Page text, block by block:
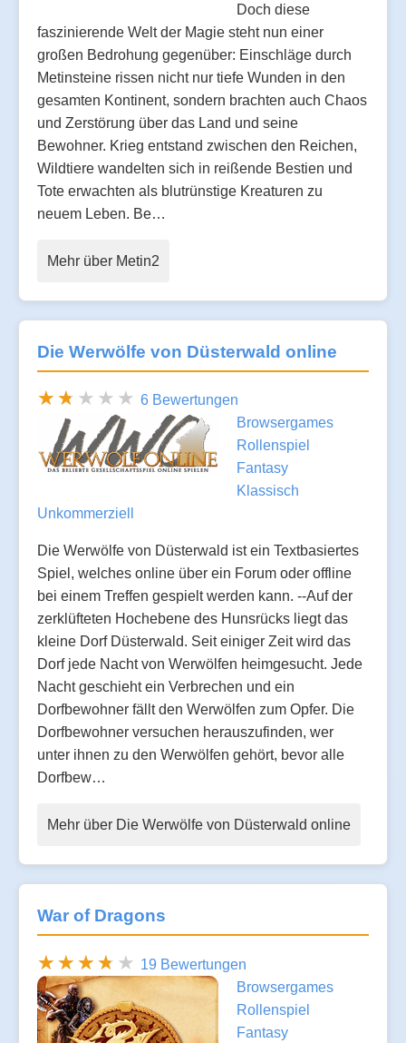
Doch diese
faszinierende Welt der Magie steht nun einer
großen Bedrohung gegenüber: Einschläge durch
Metinsteine rissen nicht nur tiefe Wunden in den
gesamten Kontinent, sondern brachten auch Chaos
und Zerstörung über das Land und seine
Bewohner. Krieg entstand zwischen den Reichen,
Wildtiere wandelten sich in reißende Bestien und
Tote erwachten als blutrünstige Kreaturen zu
neuem Leben. Be…
Mehr über Metin2
Die Werwölfe von Düsterwald online
6 Bewertungen
Browsergames
Rollenspiel
Fantasy
Klassisch
Unkommerziell
Die Werwölfe von Düsterwald ist ein Textbasiertes
Spiel, welches online über ein Forum oder offline
bei einem Treffen gespielt werden kann. --Auf der
zerklüfteten Hochebene des Hunsrücks liegt das
kleine Dorf Düsterwald. Seit einiger Zeit wird das
Dorf jede Nacht von Werwölfen heimgesucht. Jede
Nacht geschieht ein Verbrechen und ein
Dorfbewohner fällt den Werwölfen zum Opfer. Die
Dorfbewohner versuchen herauszufinden, wer
unter ihnen zu den Werwölfen gehört, bevor alle
Dorfbew…
Mehr über Die Werwölfe von Düsterwald online
War of Dragons
19 Bewertungen
Browsergames
Rollenspiel
Fantasy